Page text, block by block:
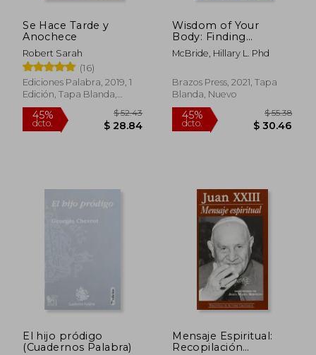
45%
dcto. $ 27.23
45%
dcto. $
Se Hace Tarde y
Anochece
Robert Sarah
(16)
Ediciones Palabra, 2019, 1
Edición, Tapa Blanda,
Nuevo
Wisdom of Your
Body: Finding
Healing, Wholeness,
and Connection
Living (en Inglés)
McBride, Hillary L. Phd
Brazos Press, 2021, Tapa
Blanda, Nuevo
El hijo pródigo
(Cuadernos Palabra)
Mensaje Espiritual:
Recopilación